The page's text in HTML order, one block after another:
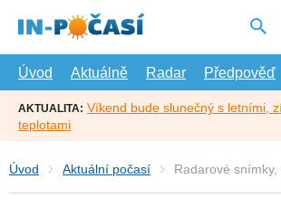
hlavní
Úvod
Aktuálně Radar Předpověď
AKTUALITA: Víkend bude slunečný s letními,
teplotami
Úvod Aktuální počasí Radarové snímky,